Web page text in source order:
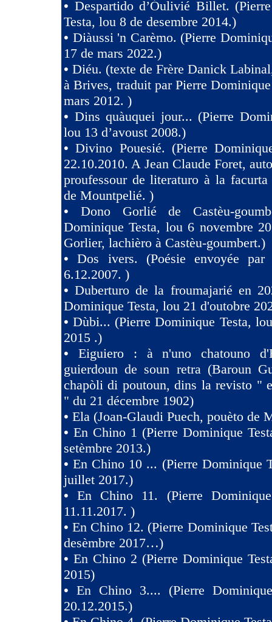
• Despartido d’Óulivié Billet.
Testa, lou 8 de desembre 2014.)
• Diàussi 'n Carèmo. (Pierre
17 de mars 2022.)
• Diéu. (texte de Frère Danick
à Brives, traduit par Pierre
mars 2012. )
• Dins quàuquei jour... (Pierre
lou 13 d’avoust 2008.)
•Divino Pouesié. (Pierre
22.10.2010. A Jean Claude Foret,
proufessour de literaturo à la
de Mountpelié. )
• Dono Gorlié de Castèu-
Dominique Testa, lou 6 novembre
Gorlier, lachièro à Castèu-goumbert.)
•Dos ivers. (Poésie envoyée
6.12.2007. )
•Duberturo de la froumajarié en
Dominique Testa, lou 21 d'outobre
•Dùbi... (Pierre Dominique Testa,
2015 .)
• Eiguiero : à n'uno chatouno
guierdoun de soun retra (Baroun
chapòli di poutoun, dins la revisto "
" du 21 décembre 1902)
• Ela (Joan-Glaudi Puech, pouèto de
• En Chino 1 (Pierre Dominique
setèmbre 2013.)
•En Chino 10 ... (Pierre Dominique
juillet 2017.)
•En Chino 11. (Pierre
11.11.2017. )
•En Chino 12. (Pierre Dominique
desèmbre 2017…)
• En Chino 2 (Pierre Dominique
2015)
• En Chino 3.... (Pierre
20.12.2015.)